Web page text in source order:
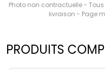
Photo non contractuelle -
livraison - Page
PRODUITS